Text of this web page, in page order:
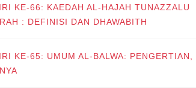
KE-66: KAEDAH AL-HAJAH TUNAZZALU
: DEFINISI DAN DHAWABITH
KE-65: UMUM AL-BALWA: PENGERTIAN,